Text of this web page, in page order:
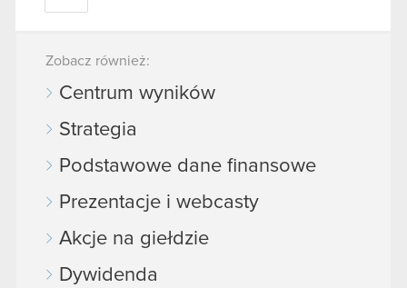
Zobacz również:
Centrum wyników
Strategia
Podstawowe dane finansowe
Prezentacje i webcasty
Akcje na giełdzie
Dywidenda